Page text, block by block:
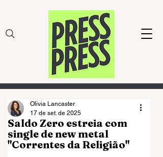
Saldo Zero estreia com
single de new metal
"Correntes da Religião"
Olivia Lancaster
17 de set. de 2025